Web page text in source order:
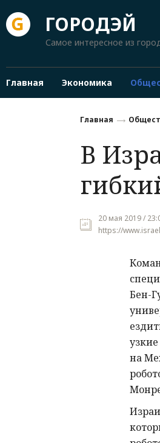
ГОРОДЭЙ
Самое интересное из
Главная Экономика
Главная
В
20 мая 2019 /
https://
Бен-
на